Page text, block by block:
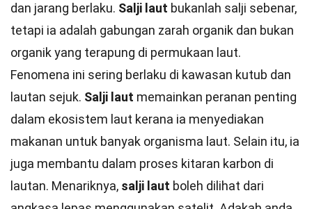
dan jarang berlaku. Salji laut bukanlah salji sebenar,
tetapi ia adalah gabungan zarah organik dan bukan
organik yang terapung di permukaan laut.
Fenomena ini sering berlaku di kawasan kutub dan
lautan sejuk. Salji laut memainkan peranan penting
dalam ekosistem laut kerana ia menyediakan
makanan untuk banyak organisma laut. Selain itu, ia
juga membantu dalam proses kitaran karbon di
lautan. Menariknya, salji laut boleh dilihat dari